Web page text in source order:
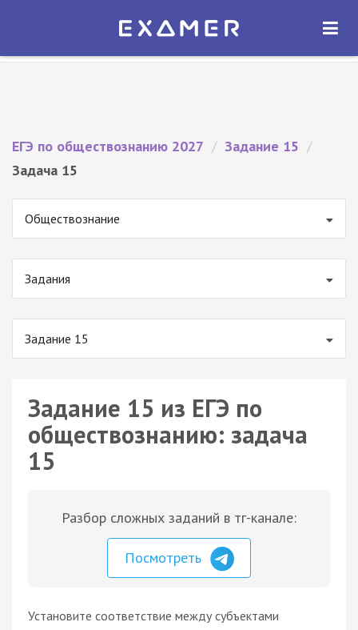
Экзамер — ЕГЭ 2027
ОТКРЫТЬ
ЕГЭ по обществознанию 2027 / Задание 15 /
Задача 15
Обществознание
Задания
Задание 15
Задание 15 из ЕГЭ по
обществознанию: задача
15
Разбор сложных заданий в тг-канале:
Посмотреть
Установите соответствие между субъектами